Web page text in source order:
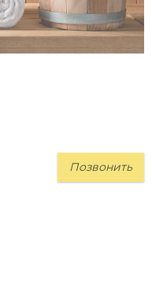
Позвонить